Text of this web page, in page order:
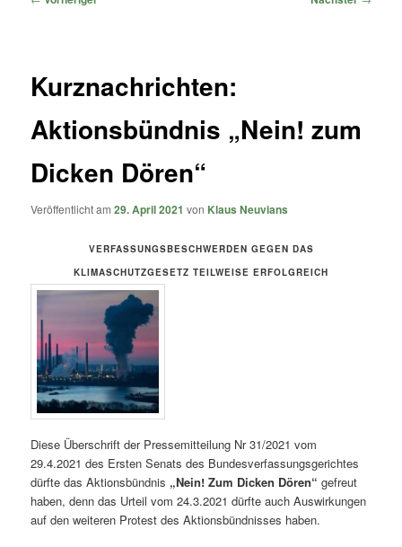
Kurznachrichten:
Aktionsbündnis „Nein! zum
Dicken Dören“
Veröffentlicht am29. April 2021 von Klaus Neuvians
VERFASSUNGSBESCHWERDEN GEGEN DAS
KLIMASCHUTZGESETZ TEILWEISE ERFOLGREICH
Diese Überschrift der Pressemitteilung Nr 31/2021 vom
29.4.2021 des Ersten Senats des Bundesverfassungsgerichtes
dürfte das Aktionsbündnis „Nein! Zum Dicken Dören“gefreut
haben, denn das Urteil vom 24.3.2021 dürfte auch Auswirkungen
auf den weiteren Protest des Aktionsbündnisses haben.